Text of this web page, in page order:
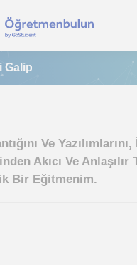
Galip
Ve
Akıcı Ve Anlaşılır
Bir Eğitmenim.